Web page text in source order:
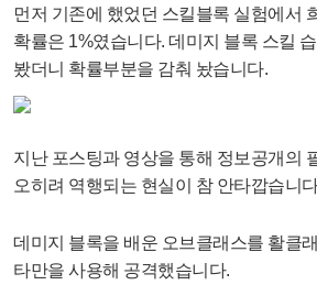
먼저 기존에 했었던 스킬블록 실험에서
확률은 1%였습니다. 데미지 블록 스킬
봤더니 확률부분을 감춰 놨습니다.
지난 포스팅과 영상을 통해 정보공개의
오히려 역행되는 현실이 참 안타깝습니
데미지 블록을 배운 오브클래스를 활클
타만을 사용해 공격했습니다.